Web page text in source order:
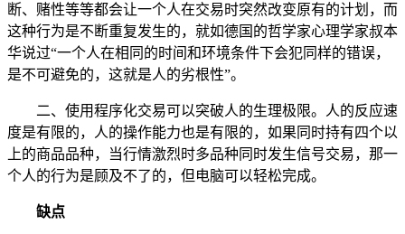
断、赌性等等都会让一个人在交易时突然改变原有的计划，而
这种行为是不断重复发生的，就如德国的哲学家心理学家叔本
华说过“一个人在相同的时间和环境条件下会犯同样的错误，
是不可避免的，这就是人的劣根性”。
二、使用程序化交易可以突破人的生理极限。人的反应速
度是有限的，人的操作能力也是有限的，如果同时持有四个以
上的商品品种，当行情激烈时多品种同时发生信号交易，那一
个人的行为是顾及不了的，但电脑可以轻松完成。
缺点